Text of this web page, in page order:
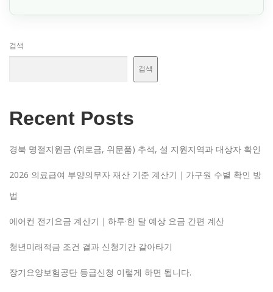
검색
검색
Recent Posts
경북 명절지원금 (위로금, 위문품) 추석, 설 지원지역과 대상자 확인
2026 의료급여 부양의무자 재산 기준 계산기｜가구원 수별 확인 방
법
에어컨 전기요금 계산기｜하루·한 달 예상 요금 간편 계산
청년미래적금 조건 결과 신청기간 갈아타기
장기요양보험공단 등급신청 이렇게 하면 됩니다.